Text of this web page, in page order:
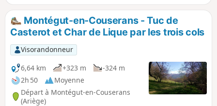
magnifique sur le mont Valier et le
massif du Montcalm. Retournez-vous et
admirez les paysages très vallonnés des
vallées du Séronnais, de l'Arize, du
Couserans et du Volvestre.
Montégut-en-Couserans - Tuc de
Casterot et Char de Lique par les trois cols
Visorandonneur
6,64 km
+323 m
-324 m
2h 50
Moyenne
Départ à Montégut-en-Couserans
(Ariège)